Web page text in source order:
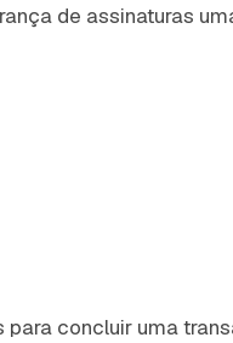
de assinaturas
concluir uma